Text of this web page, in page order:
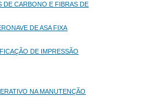
DE CARBONO E FIBRAS DE
DE ASA FIXA
DE IMPRESSÃO
NA MANUTENÇÃO